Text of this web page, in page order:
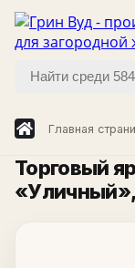
Главная
Торговый
«Уличный»